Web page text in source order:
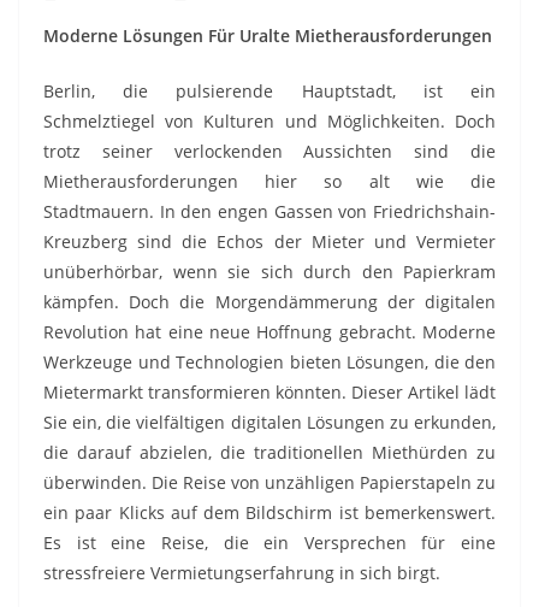
Moderne Lösungen Für Uralte Mietherausforderungen
Berlin, die pulsierende Hauptstadt, ist ein
Schmelztiegel von Kulturen und Möglichkeiten. Doch
trotz seiner verlockenden Aussichten sind die
Mietherausforderungen hier so alt wie die
Stadtmauern. In den engen Gassen von Friedrichshain-
Kreuzberg sind die Echos der Mieter und Vermieter
unüberhörbar, wenn sie sich durch den Papierkram
kämpfen. Doch die Morgendämmerung der digitalen
Revolution hat eine neue Hoffnung gebracht. Moderne
Werkzeuge und Technologien bieten Lösungen, die den
Mietermarkt transformieren könnten. Dieser Artikel lädt
Sie ein, die vielfältigen digitalen Lösungen zu erkunden,
die darauf abzielen, die traditionellen Miethürden zu
überwinden. Die Reise von unzähligen Papierstapeln zu
ein paar Klicks auf dem Bildschirm ist bemerkenswert.
Es ist eine Reise, die ein Versprechen für eine
stressfreiere Vermietungserfahrung in sich birgt.